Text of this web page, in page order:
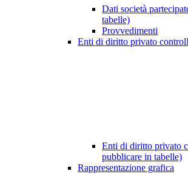
Dati società
tabelle)
Provvedimenti
Enti di diritto privato
Enti di diritto privato
pubblicare in tabelle)
Rappresentazione grafica